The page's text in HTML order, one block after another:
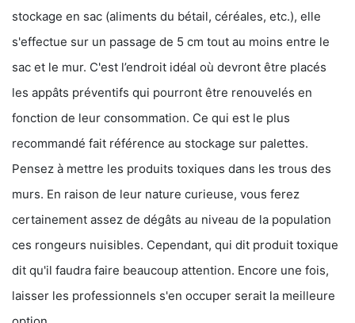
stockage en sac (aliments du bétail, céréales, etc.), elle
s'effectue sur un passage de 5 cm tout au moins entre le
sac et le mur. C'est l’endroit idéal où devront être placés
les appâts préventifs qui pourront être renouvelés en
fonction de leur consommation. Ce qui est le plus
recommandé fait référence au stockage sur palettes.
Pensez à mettre les produits toxiques dans les trous des
murs. En raison de leur nature curieuse, vous ferez
certainement assez de dégâts au niveau de la population
ces rongeurs nuisibles. Cependant, qui dit produit toxique
dit qu'il faudra faire beaucoup attention. Encore une fois,
laisser les professionnels s'en occuper serait la meilleure